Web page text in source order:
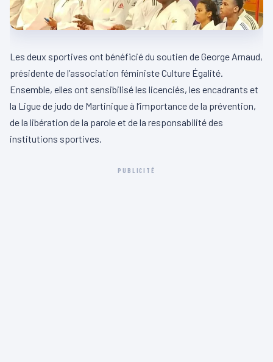
Les deux sportives ont bénéficié du soutien de George Arnaud,
présidente de l’association féministe Culture Égalité.
Ensemble, elles ont sensibilisé les licenciés, les encadrants et
la Ligue de judo de Martinique à l’importance de la prévention,
de la libération de la parole et de la responsabilité des
institutions sportives.
PUBLICITÉ